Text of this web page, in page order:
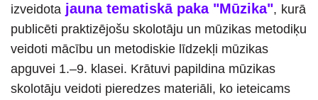
izveidota jauna tematiskā paka "Mūzika", kurā
publicēti praktizējošu skolotāju un mūzikas metodiķu
veidoti mācību un metodiskie līdzekļi mūzikas
apguvei 1.–9. klasei. Krātuvi papildina mūzikas
skolotāju veidoti pieredzes materiāli, ko ieteicams